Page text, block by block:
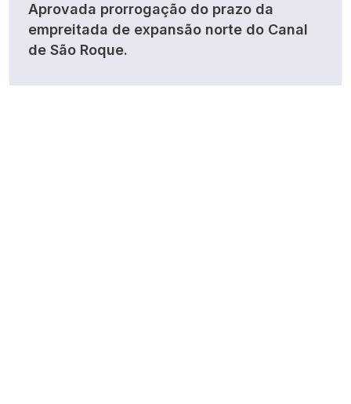
Aprovada prorrogação do prazo da
empreitada de expansão norte do Canal
de São Roque.